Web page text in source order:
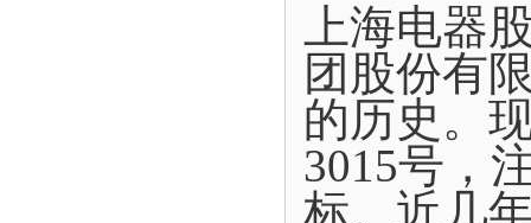
上海电器
团股份有
的历史。
3015号，
标。近几